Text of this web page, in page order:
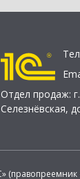
Отдел продаж:
Селезнёвская,